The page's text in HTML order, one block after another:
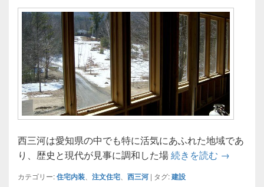
西三河は愛知県の中でも特に活気にあふれた地域であ
り、歴史と現代が見事に調和した場続きを読む 西三河で
→
カテゴリー:住宅内装 注文住宅 西三河 | タグ:建設